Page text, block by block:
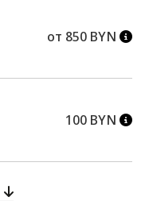
от 850 BYN
100 BYN